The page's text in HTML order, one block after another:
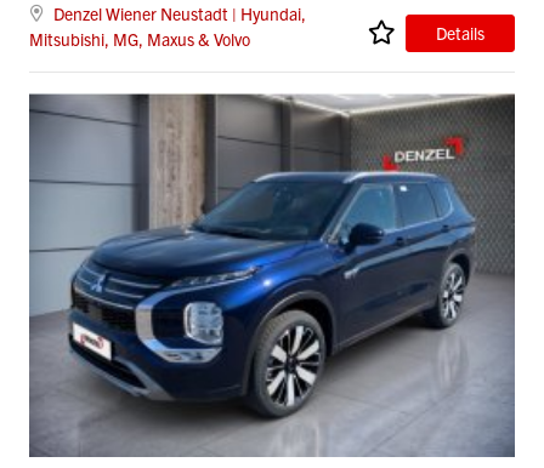
Denzel Wiener Neustadt | Hyundai,
Mitsubishi, MG, Maxus & Volvo
Details